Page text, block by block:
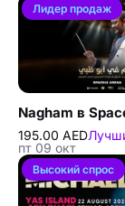
Лидер продаж
195.00 AED
пт 09 окт
Высокий спрос